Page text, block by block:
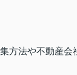
方法や不動産